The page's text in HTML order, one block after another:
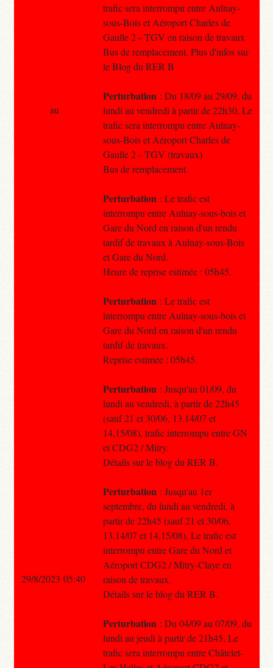
trafic sera interrompu entre Aulnay-
sous-Bois et Aéroport Charles de
Gaulle 2 – TGV en raison de travaux
Bus de remplacement. Plus d'infos sur
le Blog du RER B
Perturbation : Du 18/09 au 29/09, du
lundi au vendredi à partir de 22h30, Le
trafic sera interrompu entre Aulnay-
sous-Bois et Aéroport Charles de
Gaulle 2 – TGV (travaux)
Bus de remplacement.
Perturbation : Le trafic est
interrompu entre Aulnay-sous-bois et
Gare du Nord en raison d'un rendu
tardif de travaux à Aulnay-sous-Bois
et Gare du Nord.
Heure de reprise estimée : 05h45.
Perturbation : Le trafic est
interrompu entre Aulnay-sous-bois et
Gare du Nord en raison d'un rendu
tardif de travaux.
Reprise estimée : 05h45.
Perturbation : Jusqu'au 01/09, du
lundi au vendredi, à partir de 22h45
(sauf 21 et 30/06, 13,14/07 et
14,15/08), trafic interrompu entre GN
et CDG2 / Mitry.
Détails sur le blog du RER B.
Perturbation : Jusqu'au 1er
septembre, du lundi au vendredi, à
partir de 22h45 (sauf 21 et 30/06,
13,14/07 et 14,15/08), Le trafic est
interrompu entre Gare du Nord et
Aéroport CDG2 / Mitry-Claye en
raison de travaux.
Détails sur le blog du RER B.
Perturbation : Du 04/09 au 07/09, du
lundi au jeudi à partir de 21h45, Le
trafic sera interrompu entre Châtelet-
au
29/8/2023 05:40